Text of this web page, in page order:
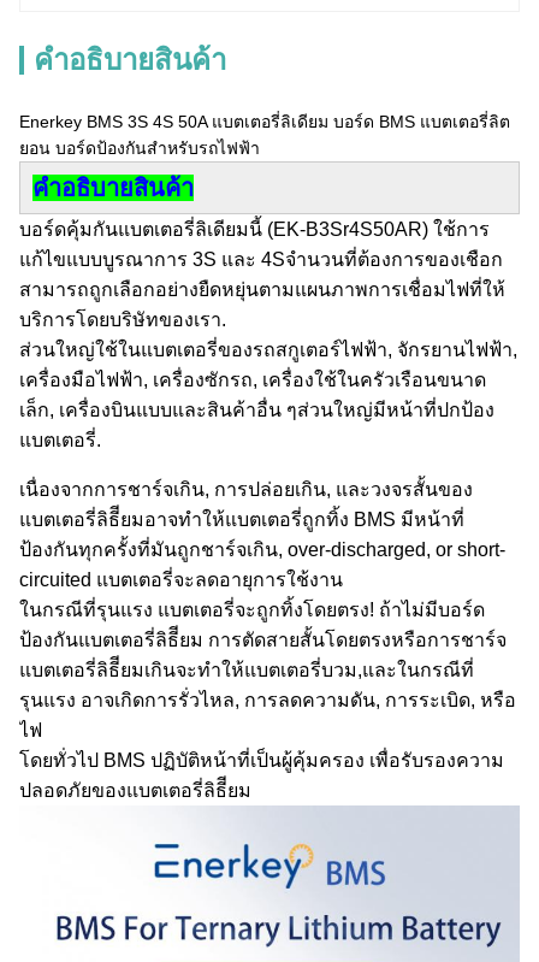
คําอธิบายสินค้า
Enerkey BMS 3S 4S 50A แบตเตอรี่ลิเดียม บอร์ด BMS แบตเตอรี่ลิต
ยอน บอร์ดป้องกันสําหรับรถไฟฟ้า
คําอธิบายสินค้า
บอร์ดคุ้มกันแบตเตอรี่ลิเดียมนี้ (EK-B3Sr4S50AR) ใช้การ
แก้ไขแบบบูรณาการ 3S และ 4Sจํานวนที่ต้องการของเชือก
สามารถถูกเลือกอย่างยืดหยุ่นตามแผนภาพการเชื่อมไฟที่ให้
บริการโดยบริษัทของเรา.
ส่วนใหญ่ใช้ในแบตเตอรี่ของรถสกูเตอร์ไฟฟ้า, จักรยานไฟฟ้า,
เครื่องมือไฟฟ้า, เครื่องซักรถ, เครื่องใช้ในครัวเรือนขนาด
เล็ก, เครื่องบินแบบและสินค้าอื่น ๆส่วนใหญ่มีหน้าที่ปกป้อง
แบตเตอรี่.
เนื่องจากการชาร์จเกิน, การปล่อยเกิน, และวงจรสั้นของ
แบตเตอรี่ลิธีียมอาจทําให้แบตเตอรี่ถูกทิ้ง BMS มีหน้าที่
ป้องกันทุกครั้งที่มันถูกชาร์จเกิน, over-discharged, or short-
circuited แบตเตอรี่จะลดอายุการใช้งาน
ในกรณีที่รุนแรง แบตเตอรี่จะถูกทิ้งโดยตรง! ถ้าไม่มีบอร์ด
ป้องกันแบตเตอรี่ลิธีียม การตัดสายสั้นโดยตรงหรือการชาร์จ
แบตเตอรี่ลิธีียมเกินจะทําให้แบตเตอรี่บวม,และในกรณีที่
รุนแรง อาจเกิดการรั่วไหล, การลดความดัน, การระเบิด, หรือ
ไฟ
โดยทั่วไป BMS ปฏิบัติหน้าที่เป็นผู้คุ้มครอง เพื่อรับรองความ
ปลอดภัยของแบตเตอรี่ลิธีียม